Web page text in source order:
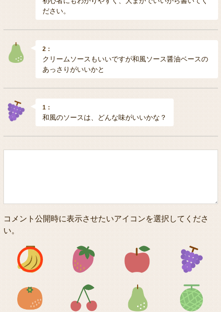
ださい。
2：
クリームソースもいいですが和風ソース醤油ベースの
あっさりがいいかと
1：
和風のソースは、どんな味がいいかな？
コメント公開時に表示させたいアイコンを選択してくださ
い。
アイコン1 アイコン2 アイコン3
アイコン5 アイコン6 アイコン7